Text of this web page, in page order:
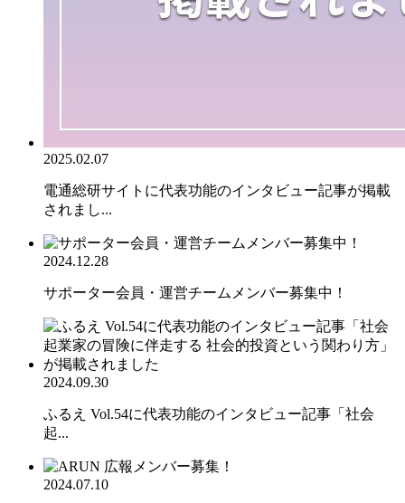
2025.02.07
電通総研サイトに代表功能のインタビュー記事が掲載
されまし...
2024.12.28
サポーター会員・運営チームメンバー募集中！
2024.09.30
ふるえ Vol.54に代表功能のインタビュー記事「社会
起...
2024.07.10